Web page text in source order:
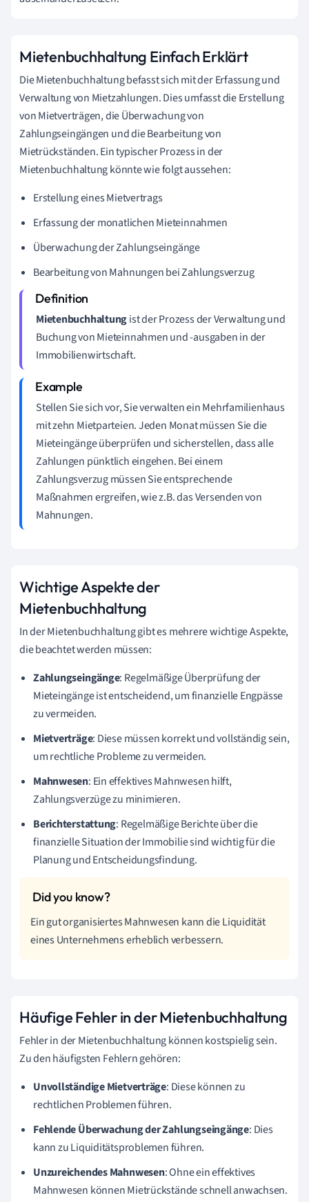
Mietenbuchhaltung Einfach Erklärt
Die Mietenbuchhaltung befasst sich mit der Erfassung und
Verwaltung von Mietzahlungen. Dies umfasst die Erstellung
von Mietverträgen, die Überwachung von
Zahlungseingängen und die Bearbeitung von
Mietrückständen. Ein typischer Prozess in der
Mietenbuchhaltung könnte wie folgt aussehen:
Erstellung eines Mietvertrags
Erfassung der monatlichen Mieteinnahmen
Überwachung der Zahlungseingänge
Bearbeitung von Mahnungen bei Zahlungsverzug
Mietenbuchhaltungist der Prozess der Verwaltung und
Buchung von Mieteinnahmen und -ausgaben in der
Immobilienwirtschaft.
Stellen Sie sich vor, Sie verwalten ein Mehrfamilienhaus
mit zehn Mietparteien. Jeden Monat müssen Sie die
Mieteingänge überprüfen und sicherstellen, dass alle
Zahlungen pünktlich eingehen. Bei einem
Zahlungsverzug müssen Sie entsprechende
Maßnahmen ergreifen, wie z.B. das Versenden von
Mahnungen.
Wichtige Aspekte der
Mietenbuchhaltung
In der Mietenbuchhaltung gibt es mehrere wichtige Aspekte,
die beachtet werden müssen:
Zahlungseingänge: Regelmäßige Überprüfung der
Mieteingänge ist entscheidend, um finanzielle Engpässe
zu vermeiden.
Mietverträge: Diese müssen korrekt und vollständig sein,
um rechtliche Probleme zu vermeiden.
Mahnwesen: Ein effektives Mahnwesen hilft,
Zahlungsverzüge zu minimieren.
Berichterstattung: Regelmäßige Berichte über die
finanzielle Situation der Immobilie sind wichtig für die
Planung und Entscheidungsfindung.
Ein gut organisiertes Mahnwesen kann die Liquidität
eines Unternehmens erheblich verbessern.
Häufige Fehler in der Mietenbuchhaltung
Fehler in der Mietenbuchhaltung können kostspielig sein.
Zu den häufigsten Fehlern gehören:
Unvollständige Mietverträge: Diese können zu
rechtlichen Problemen führen.
Fehlende Überwachung der Zahlungseingänge: Dies
kann zu Liquiditätsproblemen führen.
Unzureichendes Mahnwesen: Ohne ein effektives
Mahnwesen können Mietrückstände schnell anwachsen.